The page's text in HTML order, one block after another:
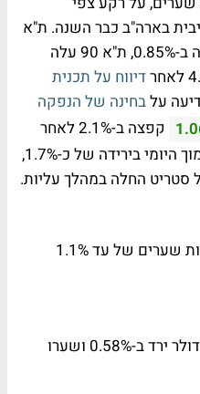
בארה"ב כבר השנה. ת"א
35 עלה ב-0.83%, ת"א 125 עלה ב-0.85%, ת"א 90 עלה
דיווח על תכנית
עלבחינה של הנפקה
קפצה ב-2.1% לאחר
יום תנודתי במניה, בו נסחרה בנמוך היומי בירידה של כ-1.7%,
סטריט החלה במהלך עליות.
המסחר בוול סטריט נפתח בעליות שערים של עד 1.1%
במסגרת המסחר במטבע חוץ, הדולר ירד ב-0.58% ושערו